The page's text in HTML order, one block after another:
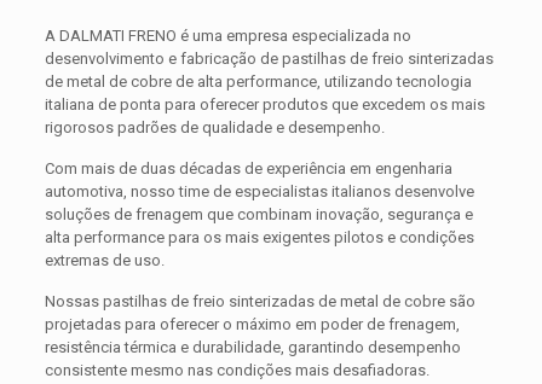
A DALMATI FRENO é uma empresa especializada no
desenvolvimento e fabricação de pastilhas de freio sinterizadas
de metal de cobre de alta performance, utilizando tecnologia
italiana de ponta para oferecer produtos que excedem os mais
rigorosos padrões de qualidade e desempenho.
Com mais de duas décadas de experiência em engenharia
automotiva, nosso time de especialistas italianos desenvolve
soluções de frenagem que combinam inovação, segurança e
alta performance para os mais exigentes pilotos e condições
extremas de uso.
Nossas pastilhas de freio sinterizadas de metal de cobre são
projetadas para oferecer o máximo em poder de frenagem,
resistência térmica e durabilidade, garantindo desempenho
consistente mesmo nas condições mais desafiadoras.